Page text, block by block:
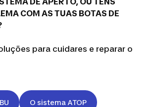
COM AS TUAS BOTAS DE
para cuidares e reparar o
O sistema ATOP